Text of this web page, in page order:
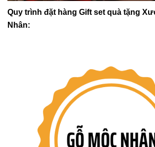
Quy trình đặt hàng Gift set quà tặng
Nhân: